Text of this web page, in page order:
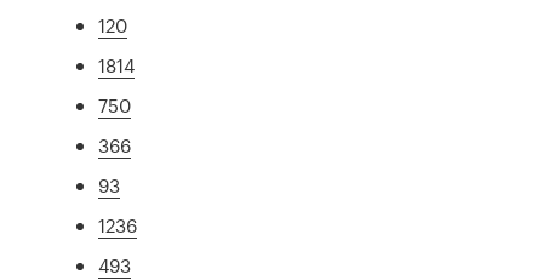
120
1814
750
366
93
1236
493